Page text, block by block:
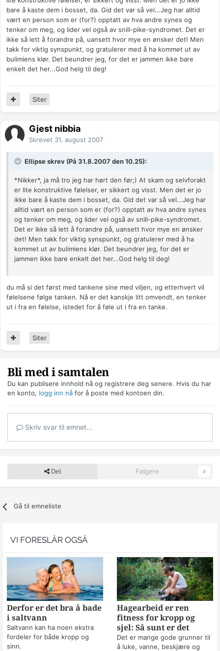
bare å kaste dem i bosset, da. Gid det var så vel...Jeg har alltid
vært en person som er (for?) opptatt av hva andre synes og
tenker om meg, og lider vel også av snill-pike-syndromet. Det er
ikke så lett å forandre på, uansett hvor mye en ønsker det! Men
takk for viktig synspunkt, og gratulerer med å ha kommet ut av
bulimiens klør. Det beundrer jeg, for det er jammen ikke bare
enkelt det her...God helg til deg!
Siter
Gjest nibbia
Skrevet 31. august 2007
Ellipse skrev (På 31.8.2007 den 10.25):
*Nikker*, ja må tro jeg har hørt den før;) At skam og selvforakt
er lite konstruktive følelser, er sikkert og visst. Men det er jo
ikke bare å kaste dem i bosset, da. Gid det var så vel...Jeg har
alltid vært en person som er (for?) opptatt av hva andre synes
og tenker om meg, og lider vel også av snill-pike-syndromet.
Det er ikke så lett å forandre på, uansett hvor mye en ønsker
det! Men takk for viktig synspunkt, og gratulerer med å ha
kommet ut av bulimiens klør. Det beundrer jeg, for det er
jammen ikke bare enkelt det her...God helg til deg!
du må si det først med tankene sine med viljen, og etterhvert vil
følelsene følge tanken. Nå er det kanskje litt omvendt, en tenker
ut i fra en følelse, istedet for å føle ut i fra en tanke.
Siter
Bli med i samtalen
Du kan publisere innhold nå og registrere deg senere. Hvis du har
en konto, logg inn nå for å poste med kontoen din.
Skriv svar til emnet...
Del Følgere 0
Gå til emneliste
VI FORESLÅR OGSÅ
Derfor er det bra å bade
i saltvann
Saltvann kan ha noen ekstra
fordeler for både kropp og
sinn.
Hagearbeid er ren
fitness for kropp og
sjel: Så sunt er det
Det er mange gode grunner til
å luke, vanne, beskjære og